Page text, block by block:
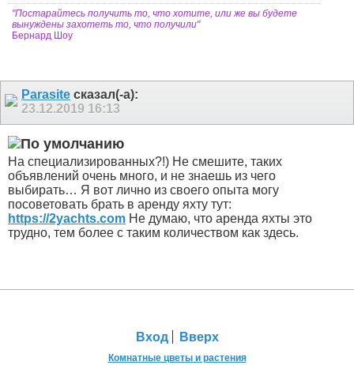
"Постарайтесь получить то, что хотите, или же вы будете
вынуждены захотеть то, что получили"
Бернард Шоу
Parasite сказал(-а):
23.12.2019 16:13
На специализированных?!) Не смешите, таких
объявлений очень много, и не знаешь из чего
выбирать… Я вот лично из своего опыта могу
посоветовать брать в аренду яхту тут:
https://2yachts.com Не думаю, что аренда яхты это
трудно, тем более с таким количеством как здесь.
Вход Вверх
Комнатные цветы и растения